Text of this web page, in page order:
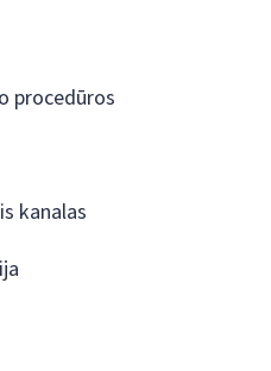
procedūros
kanalas